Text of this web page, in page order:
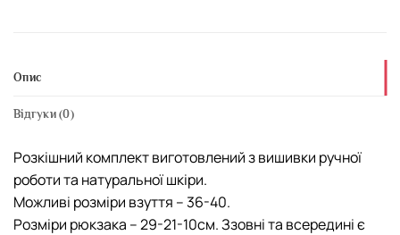
Опис
Відгуки (0)
Розкішний комплект виготовлений з вишивки ручної
роботи та натуральної шкіри.
Можливі розміри взуття – 36-40.
Розміри рюкзака – 29-21-10см. Ззовні та всередині є